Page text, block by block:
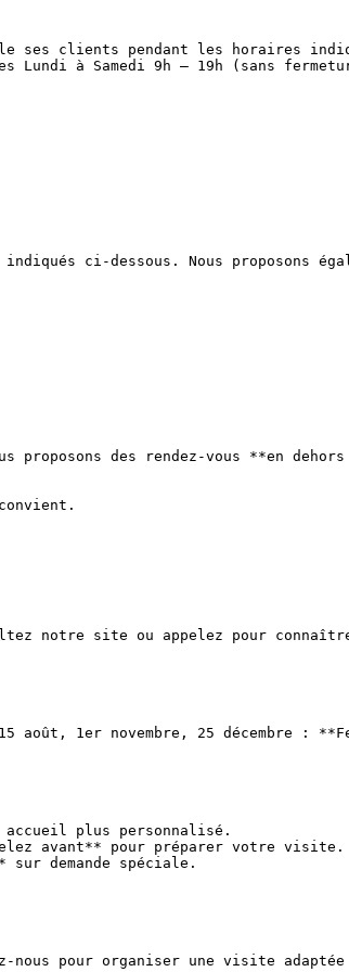
clients pendant les horaires
à Samedi 9h — 19h (sans
ci-dessous. Nous proposons
proposons des rendez-vous **en
notre site ou appelez pour
1er novembre, 25 décembre :
plus personnalisé.
avant** pour préparer votre visite.
sur demande spéciale.
nous pour organiser une visite